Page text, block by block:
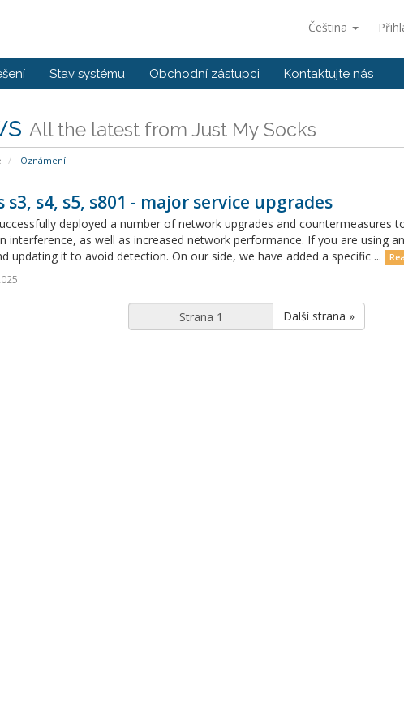
Čeština
Stav systému Obchodní zástupci Kontaktujte nás
All the latest from Just My Socks
Oznámení
s3, s4, s5, s801 - major service upgrades
deployed a number of network upgrades and countermeasures
interference, as well as increased network performance. If you are using
updating it to avoid detection. On our side, we have added a specific ...
Další strana »